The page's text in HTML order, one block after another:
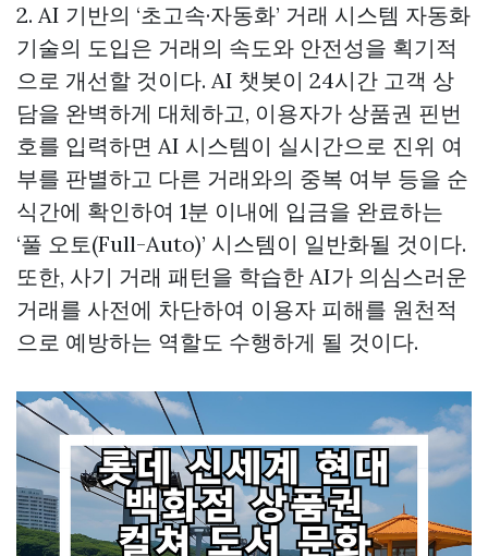
2. AI 기반의 ‘초고속·자동화’ 거래 시스템 자동화
기술의 도입은 거래의 속도와 안전성을 획기적
으로 개선할 것이다. AI 챗봇이 24시간 고객 상
담을 완벽하게 대체하고, 이용자가 상품권 핀번
호를 입력하면 AI 시스템이 실시간으로 진위 여
부를 판별하고 다른 거래와의 중복 여부 등을 순
식간에 확인하여 1분 이내에 입금을 완료하는
‘풀 오토(Full-Auto)’ 시스템이 일반화될 것이다.
또한, 사기 거래 패턴을 학습한 AI가 의심스러운
거래를 사전에 차단하여 이용자 피해를 원천적
으로 예방하는 역할도 수행하게 될 것이다.